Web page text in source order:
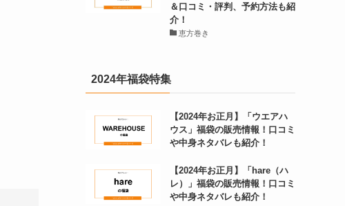
＆口コミ・評判、予約方法も紹
介！
恵方巻き
2024年福袋特集
【2024年お正月】「ウエアハ
ウス」福袋の販売情報！口コミ
や中身ネタバレも紹介！
【2024年お正月】「hare（ハ
レ）」福袋の販売情報！口コミ
や中身ネタバレも紹介！